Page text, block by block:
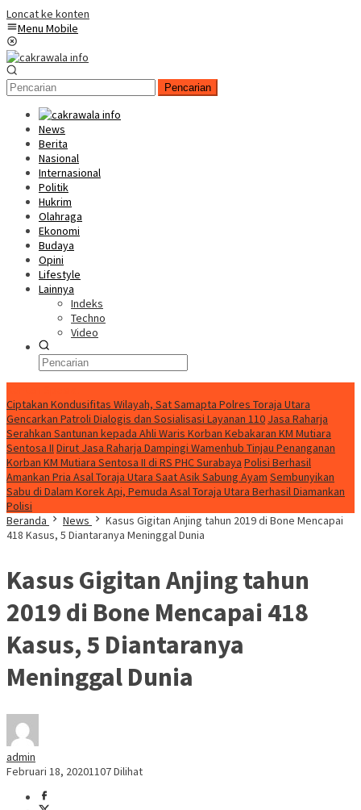
Loncat ke konten
Menu Mobile
Pencarian
News
Berita
Nasional
Internasional
Politik
Hukrim
Olahraga
Ekonomi
Budaya
Opini
Lifestyle
Lainnya
Indeks
Techno
Video
Ciptakan Kondusifitas Wilayah, Sat Samapta Polres Toraja Utara
Gencarkan Patroli Dialogis dan Sosialisasi Layanan 110 Jasa Raharja
Serahkan Santunan kepada Ahli Waris Korban Kebakaran KM Mutiara
Sentosa II Dirut Jasa Raharja Dampingi Wamenhub Tinjau Penanganan
Korban KM Mutiara Sentosa II di RS PHC Surabaya Polisi Berhasil
Amankan Pria Asal Toraja Utara Saat Asik Sabung Ayam Sembunyikan
Sabu di Dalam Korek Api, Pemuda Asal Toraja Utara Berhasil Diamankan
Polisi
Beranda
News
Kasus Gigitan Anjing tahun 2019 di Bone Mencapai
418 Kasus, 5 Diantaranya Meninggal Dunia
Kasus Gigitan Anjing tahun
2019 di Bone Mencapai 418
Kasus, 5 Diantaranya
Meninggal Dunia
admin
Februari 18, 20201107 Dilihat